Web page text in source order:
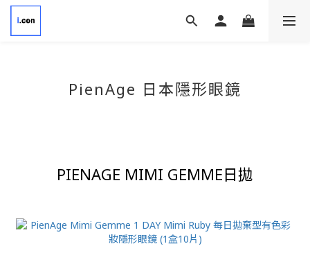
PienAge 日本隱形眼鏡
PIENAGE MIMI GEMME日拋